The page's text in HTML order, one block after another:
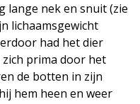
lange nek en snuit (zie
lichaamsgewicht
had het dier
prima door het
de botten in zijn
hem heen en weer